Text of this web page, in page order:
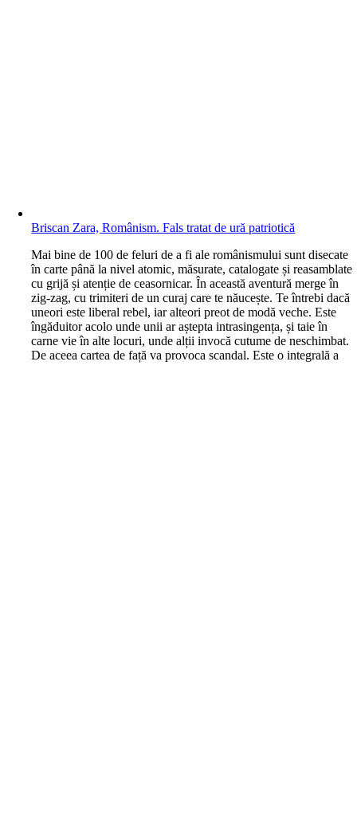
Briscan Zara, Românism. Fals tratat de ură patriotică
Mai bine de 100 de feluri de a fi ale românismului sunt disecate
în carte până la nivel atomic, măsurate, catalogate și reasamblate
cu grijă și atenție de ceasornicar. În această aventură merge în
zig-zag, cu trimiteri de un curaj care te năucește. Te întrebi dacă
uneori este liberal rebel, iar alteori preot de modă veche. Este
îngăduitor acolo unde unii ar aștepta intrasingența, și taie în
carne vie în alte locuri, unde alții invocă cutume de neschimbat.
De aceea cartea de față va provoca scandal. Este o integrală a